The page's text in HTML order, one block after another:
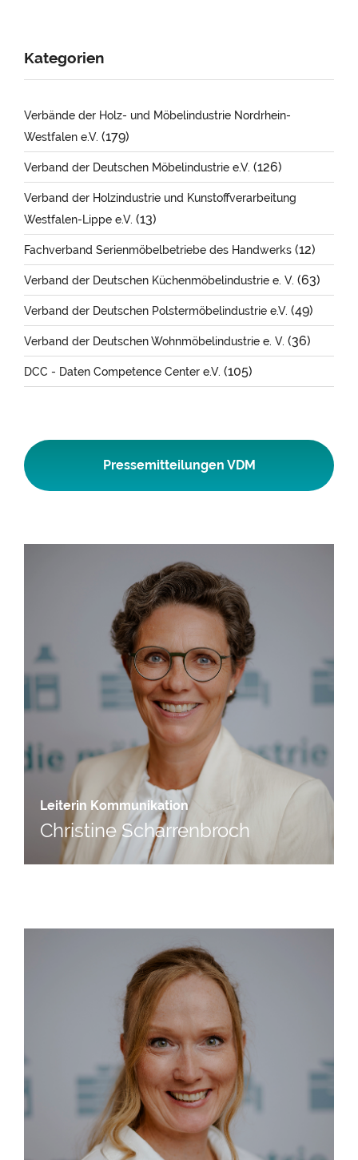
Kategorien
Verbände der Holz- und Möbelindustrie Nordrhein-
Westfalen e.V. (179)
Verband der Deutschen Möbelindustrie e.V. (126)
Verband der Holzindustrie und Kunstoffverarbeitung
Westfalen-Lippe e.V. (13)
Fachverband Serienmöbelbetriebe des Handwerks (12)
Verband der Deutschen Küchenmöbelindustrie e. V. (63)
Verband der Deutschen Polstermöbelindustrie e.V. (49)
Verband der Deutschen Wohnmöbelindustrie e. V. (36)
DCC - Daten Competence Center e.V. (105)
Pressemitteilungen VDM
Leiterin Kommunikation
Christine Scharrenbroch